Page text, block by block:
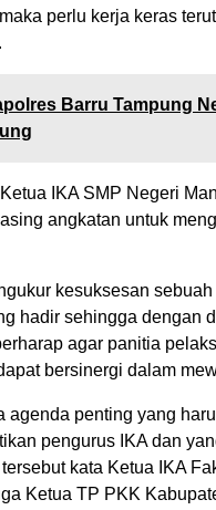
perlu kerja keras
Barru Tampung
IKA SMP Negeri
angkatan untuk
kesuksesan
hadir sehingga dengan
agar panitia
bersinergi dalam
agenda penting yang
pengurus IKA dan
kata Ketua IKA
Ketua TP PKK